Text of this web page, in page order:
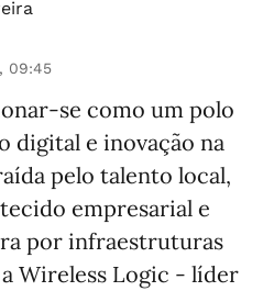
09:45
se como um polo
digital e inovação na
pelo talento local,
empresarial e
por infraestruturas
Wireless Logic - líder